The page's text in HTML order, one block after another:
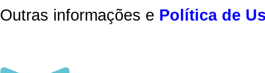
Outras informações e Política de